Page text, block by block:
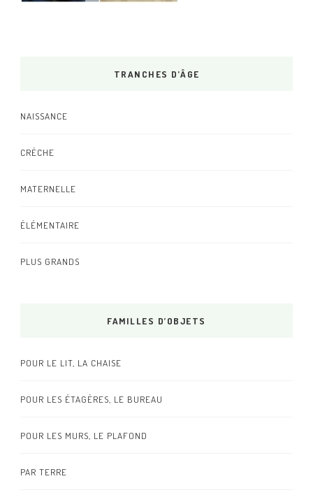
TRANCHES D’ÂGE
NAISSANCE
CRÈCHE
MATERNELLE
ÉLÉMENTAIRE
PLUS GRANDS
FAMILLES D’OBJETS
POUR LE LIT, LA CHAISE
POUR LES ÉTAGÈRES, LE BUREAU
POUR LES MURS, LE PLAFOND
PAR TERRE